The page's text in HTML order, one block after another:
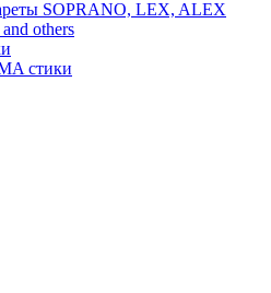
SOPRANO, LEX, ALEX
others
стики